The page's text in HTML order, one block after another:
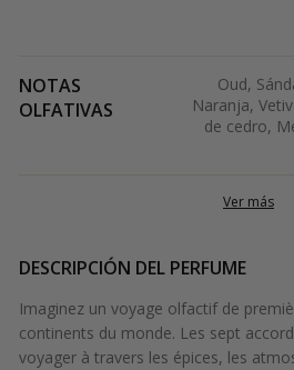
NOTAS
OLFATIVAS
Oud,
Naranja,
de cedro,
Ver más
DESCRIPCIÓN DEL PERFUME
Imaginez un voyage olfactif de
continents du monde. Les sept
voyager à travers les épices, les